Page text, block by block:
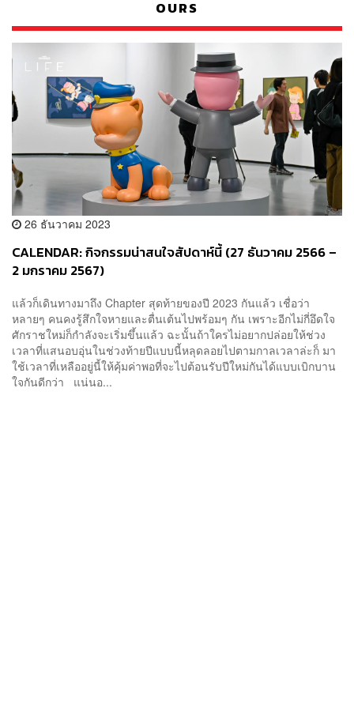
OURS
26 ธันวาคม 2023
CALENDAR: กิจกรรมน่าสนใจสัปดาห์นี้ (27 ธันวาคม 2566 –
2 มกราคม 2567)
แล้วก็เดินทางมาถึง Chapter สุดท้ายของปี 2023 กันแล้ว เชื่อว่า
หลายๆ คนคงรู้สึกใจหายและตื่นเต้นไปพร้อมๆ กัน เพราะอีกไม่กี่อึดใจ
ศักราชใหม่ก็กำลังจะเริ่มขึ้นแล้ว ฉะนั้นถ้าใครไม่อยากปล่อยให้ช่วง
เวลาที่แสนอบอุ่นในช่วงท้ายปีแบบนี้หลุดลอยไปตามกาลเวลาล่ะก็ มา
ใช้เวลาที่เหลืออยู่นี้ให้คุ้มค่าพอที่จะไปต้อนรับปีใหม่กันได้แบบเบิกบาน
ใจกันดีกว่า แน่นอ...